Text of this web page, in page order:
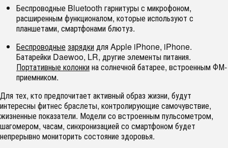
Беспроводные Bluetooth гарнитуры с микрофоном,
расширенным функционалом, которые используют с
планшетами, смартфонами блютуз.
Беспроводныезарядкидля Apple iPhone, iPhone.
Батарейки Daewoo, LR, другие элементы питания.
Портативные колонкина солнечной батарее, встроенным ФМ-
приемником.
Для тех, кто предпочитает активный образ жизни, будут
интересны фитнес браслеты, контролирующие самочувствие,
жизненные показатели. Модели со встроенным пульсометром,
шагомером, часам, синхронизацией со смартфоном будет
непрерывно мониторить состояние здоровья.